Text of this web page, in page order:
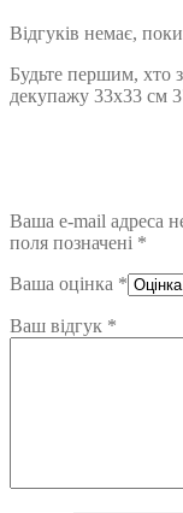
Відгуків немає,
Будьте першим, хто
декупажу 33х33 см
Ваша e-mail адреса
поля позначені *
Ваша оцінка *
Ваш відгук *